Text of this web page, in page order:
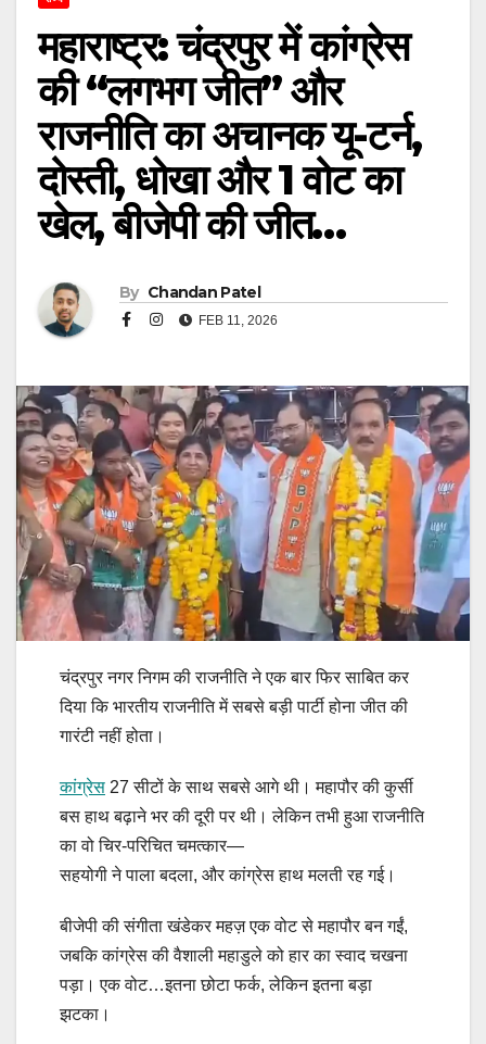
महाराष्ट्र: चंद्रपुर में कांग्रेस
की “लगभग जीत” और
राजनीति का अचानक यू-टर्न,
दोस्ती, धोखा और 1 वोट का
खेल, बीजेपी की जीत…
By Chandan Patel
FEB 11, 2026
चंद्रपुर नगर निगम की राजनीति ने एक बार फिर साबित कर
दिया कि भारतीय राजनीति में सबसे बड़ी पार्टी होना जीत की
गारंटी नहीं होता।
कांग्रेस 27 सीटों के साथ सबसे आगे थी। महापौर की कुर्सी
बस हाथ बढ़ाने भर की दूरी पर थी। लेकिन तभी हुआ राजनीति
का वो चिर-परिचित चमत्कार—
सहयोगी ने पाला बदला, और कांग्रेस हाथ मलती रह गई।
बीजेपी की संगीता खंडेकर महज़ एक वोट से महापौर बन गईं,
जबकि कांग्रेस की वैशाली महाडुले को हार का स्वाद चखना
पड़ा। एक वोट…इतना छोटा फर्क, लेकिन इतना बड़ा
झटका।